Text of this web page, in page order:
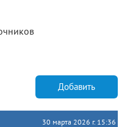
Добавить
30 марта 2026 г. 15:36